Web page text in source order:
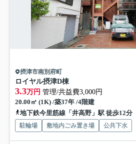
摂津市南別府町
ロイヤル摂津D棟
3.3万円 管理/共益費3,000円
20.00㎡ (1K) /築37年 /4階建
地下鉄今里筋線「井高野」駅 徒歩12分
駐輪場 敷地内ごみ置き場 公共下水